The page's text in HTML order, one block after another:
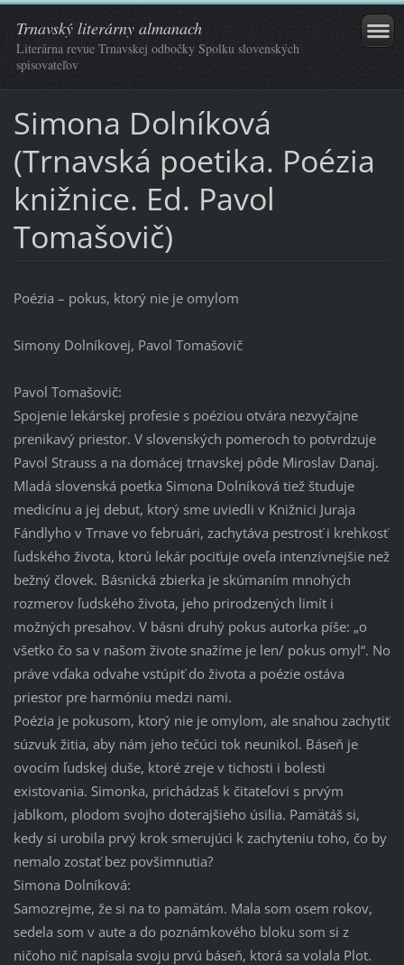
Trnavský literárny almanach
Literárna revue Trnavskej odbočky Spolku slovenských
spisovateľov
Simona Dolníková
(Trnavská poetika. Poézia
knižnice. Ed. Pavol
Tomašovič)
Poézia – pokus, ktorý nie je omylom
Simony Dolníkovej, Pavol Tomašovič
Pavol Tomašovič:
Spojenie lekárskej profesie s poéziou otvára nezvyčajne
prenikavý priestor. V slovenských pomeroch to potvrdzuje
Pavol Strauss a na domácej trnavskej pôde Miroslav Danaj.
Mladá slovenská poetka Simona Dolníková tiež študuje
medicínu a jej debut, ktorý sme uviedli v Knižnici Juraja
Fándlyho v Trnave vo februári, zachytáva pestrosť i krehkosť
ľudského života, ktorú lekár pociťuje oveľa intenzívnejšie než
bežný človek. Básnická zbierka je skúmaním mnohých
rozmerov ľudského života, jeho prirodzených limít i
možných presahov. V básni druhý pokus autorka píše: „o
všetko čo sa v našom živote snažíme je len/ pokus omyl“. No
práve vďaka odvahe vstúpiť do života a poézie ostáva
priestor pre harmóniu medzi nami.
Poézia je pokusom, ktorý nie je omylom, ale snahou zachytiť
súzvuk žitia, aby nám jeho tečúci tok neunikol. Báseň je
ovocím ľudskej duše, ktoré zreje v tichosti i bolesti
existovania. Simonka, prichádzaš k čitateľovi s prvým
jablkom, plodom svojho doterajšieho úsilia. Pamätáš si,
kedy si urobila prvý krok smerujúci k zachyteniu toho, čo by
nemalo zostať bez povšimnutia?
Simona Dolníková:
Samozrejme, že si na to pamätám. Mala som osem rokov,
sedela som v aute a do poznámkového bloku som si z
ničoho nič napísala svoju prvú báseň, ktorá sa volala Plot.